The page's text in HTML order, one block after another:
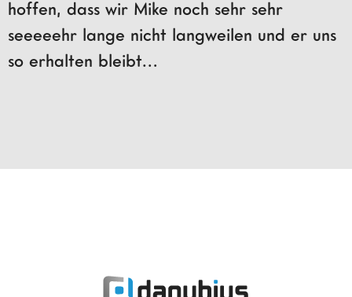
hoffen, dass wir Mike noch sehr sehr
seeeeehr lange nicht langweilen und er uns
so erhalten bleibt…